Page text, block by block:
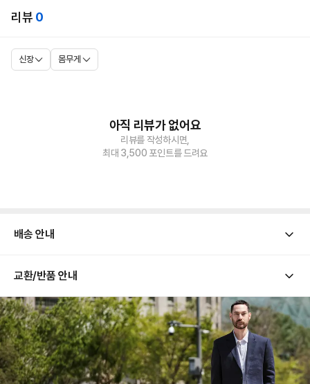
리뷰 0
신장 몸무게
아직 리뷰가 없어요
리뷰를 작성하시면,
최대 3,500 포인트를 드려요
배송 안내
[ 배송 기간 ]
해당 상품의 배송은 평일 기준 통상적으로 1-2일 소요됩니다.
[ 배송 금액 ]
배송 금액은 모두 댄블에서 부담합니다. 고객님의 배송 부담 금액은 0원입니다.
교환/반품 안내
[ 교환/반품 유의 사항 ]
본 상품은 업체별로 개별 출고되는 상품으로, 반품 시 출고 업체 기준에 따라 반품비가 각각
발생할 수 있습니다.
고객님의 변심으로 인한 반품의 경우, 왕복 택배비가 발생하며 해당 비용은 환불 금액에서
차감 후 환불 처리됩니다.